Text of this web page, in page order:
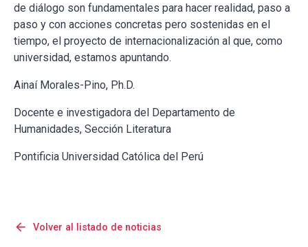
de diálogo son fundamentales para hacer realidad, paso a
paso y con acciones concretas pero sostenidas en el
tiempo, el proyecto de internacionalización al que, como
universidad, estamos apuntando.
Ainaí Morales-Pino, Ph.D.
Docente e investigadora del Departamento de
Humanidades, Sección Literatura
Pontificia Universidad Católica del Perú
arrow_back Volver al listado de noticias